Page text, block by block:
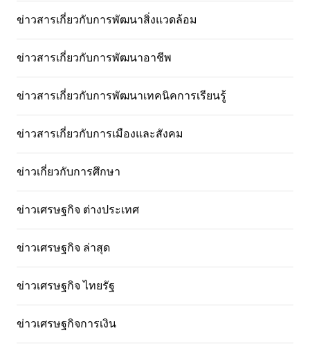
ข่าวสารเกี่ยวกับการพัฒนาสิ่งแวดล้อม
ข่าวสารเกี่ยวกับการพัฒนาอาชีพ
ข่าวสารเกี่ยวกับการพัฒนาเทคนิคการเรียนรู้
ข่าวสารเกี่ยวกับการเมืองและสังคม
ข่าวเกี่ยวกับการศึกษา
ข่าวเศรษฐกิจ ต่างประเทศ
ข่าวเศรษฐกิจ ล่าสุด
ข่าวเศรษฐกิจ ไทยรัฐ
ข่าวเศรษฐกิจการเงิน